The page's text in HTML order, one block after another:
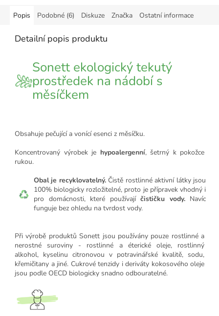
Popis Podobné (6) Diskuze Značka Ostatní informace
Detailní popis produktu
Sonett ekologický tekutý
prostředek na nádobí s
měsíčkem
Obsahuje pečující a vonící esenci z měsíčku.
Koncentrovaný výrobek je hypoalergenní, šetrný k pokožce
rukou.
Obal je recyklovatelný. Čistě rostlinné aktivní látky jsou
100% biologicky rozložitelné, proto je přípravek vhodný i
pro domácnosti, které používají čističku vody.Navíc
funguje bez ohledu na tvrdost vody.
Při výrobě produktů Sonett jsou používány pouze rostlinné a
nerostné suroviny - rostlinné a éterické oleje, rostlinný
alkohol, kyselinu citronovou v potravinářské kvalitě, sodu,
křemičitany a jiné. Cukrové tenzidy i deriváty kokosového oleje
jsou podle OECD biologicky snadno odbouratelné.